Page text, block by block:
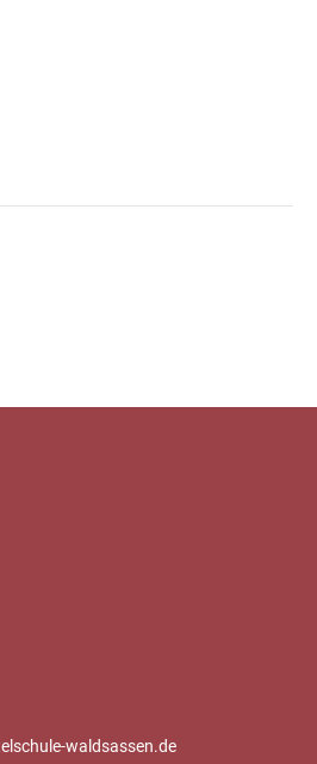
waldsassen.de